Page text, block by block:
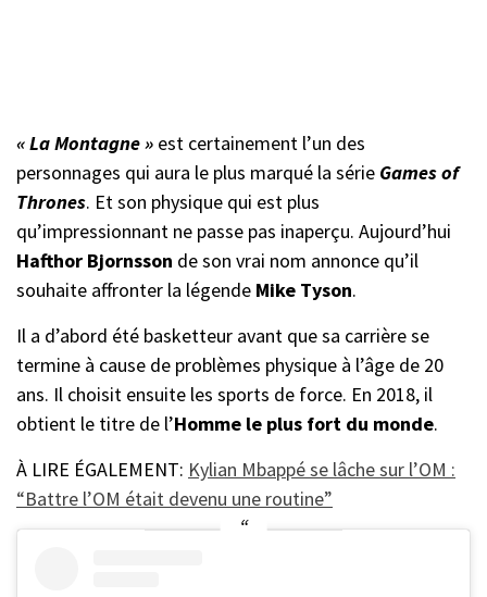
« La Montagne » est certainement l’un des
personnages qui aura le plus marqué la série Games of
Thrones. Et son physique qui est plus
qu’impressionnant ne passe pas inaperçu. Aujourd’hui
Hafthor Bjornsson de son vrai nom annonce qu’il
souhaite affronter la légende Mike Tyson.
Il a d’abord été basketteur avant que sa carrière se
termine à cause de problèmes physique à l’âge de 20
ans. Il choisit ensuite les sports de force. En 2018, il
obtient le titre de l’Homme le plus fort du monde.
À LIRE ÉGALEMENT: Kylian Mbappé se lâche sur l’OM :
“Battre l’OM était devenu une routine”